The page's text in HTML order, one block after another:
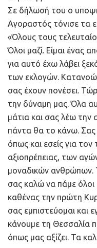
Σε δήλωσή του ο
Αγοραστός τόνισε τα
«Όλους τους
Όλοι μαζί. Είμαι ένας
για αυτό έχω λάβει
των εκλογών.
σας έχουν πονέσει.
την δύναμη μας. Όλα
μάτια και σας λέω την
πάντα θα το κάνω.
όπως και εσείς για
αξιοπρέπειας, των
μοναδικών ανθρώπων.
σας καλώ να πάμε όλοι
καθένας την πρώτη
σας εμπιστεύομαι και
κάνουμε τη Θεσσαλία
όπως μας αξίζει. Τα